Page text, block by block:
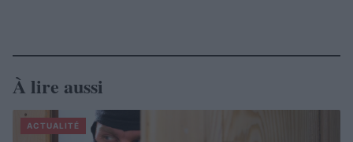
À lire aussi
ACTUALITÉ